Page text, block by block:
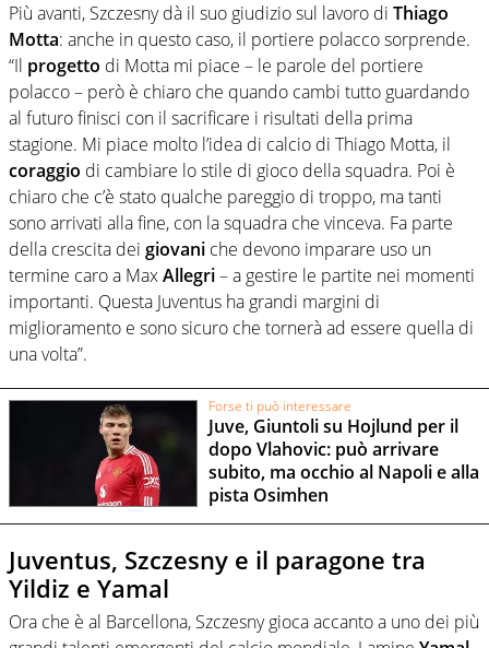
Più avanti, Szczesny dà il suo giudizio sul lavoro di Thiago
Motta: anche in questo caso, il portiere polacco sorprende.
“Il progetto di Motta mi piace – le parole del portiere
polacco – però è chiaro che quando cambi tutto guardando
al futuro finisci con il sacrificare i risultati della prima
stagione. Mi piace molto l’idea di calcio di Thiago Motta, il
coraggio di cambiare lo stile di gioco della squadra. Poi è
chiaro che c’è stato qualche pareggio di troppo, ma tanti
sono arrivati alla fine, con la squadra che vinceva. Fa parte
della crescita dei giovani che devono imparare uso un
termine caro a MaxAllegri– a gestire le partite nei momenti
importanti. Questa Juventus ha grandi margini di
miglioramento e sono sicuro che tornerà ad essere quella di
una volta”.
Forse ti può interessare
Juve, Giuntoli su Hojlund per il
dopo Vlahovic: può arrivare
subito, ma occhio al Napoli e alla
pista Osimhen
Juventus, Szczesny e il paragone tra
Yildiz e Yamal
Ora che è al Barcellona, Szczesny gioca accanto a uno dei più